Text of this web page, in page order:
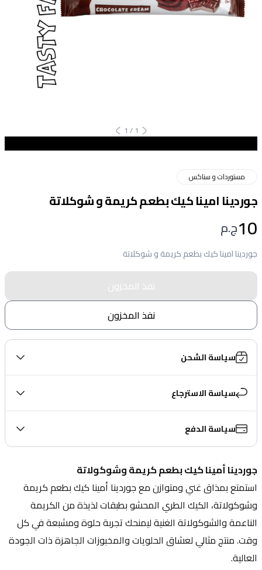
1
/
1
مستوردات و سناكس
جوردينا امينا كيك بطعم كريمة و شوكلاتة
10ج.م
جوردينا امينا كيك بطعم كريمة و شوكلاتة
نفذ المخزون
نفذ المخزون
سياسة الشحن
سياسة الاسترجاع
سياسة الدفع
جوردينا أمينا كيك بطعم كريمة وشوكولاتة
العالية.